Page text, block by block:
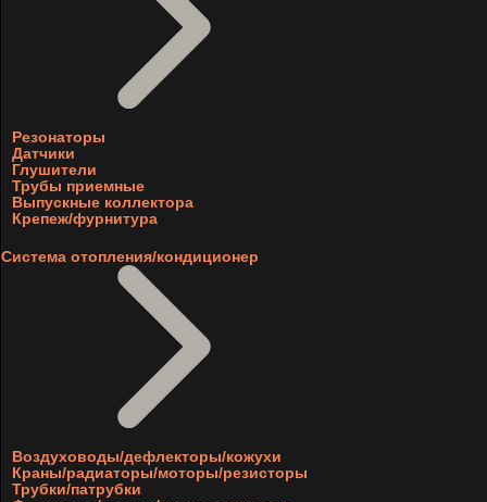
Резонаторы
Датчики
Глушители
Трубы приемные
Выпускные коллектора
Крепеж/фурнитура
Система отопления/кондиционер
Воздуховоды/дефлекторы/кожухи
Краны/радиаторы/моторы/резисторы
Трубки/патрубки